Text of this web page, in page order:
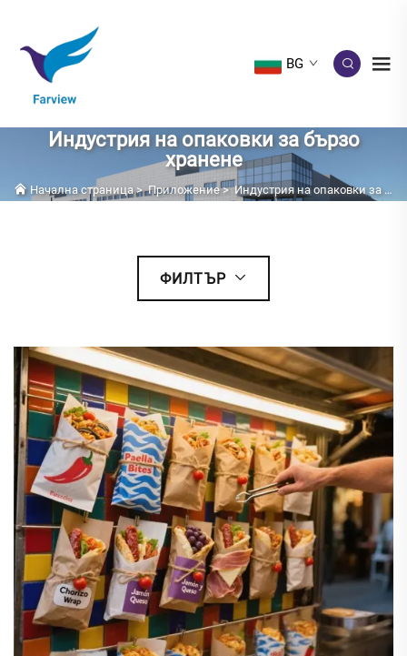
BG
Индустрия на опаковки за бързо
хранене
Начална страница>Приложение>Индустрия на опаковки за бързо хранене
ФИЛТЪР